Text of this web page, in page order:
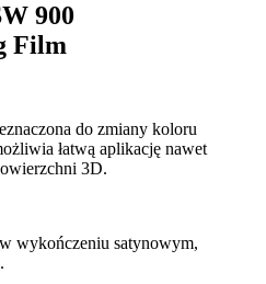
900
Film
do zmiany koloru
łatwą aplikację nawet
3D.
wykończeniu satynowym,